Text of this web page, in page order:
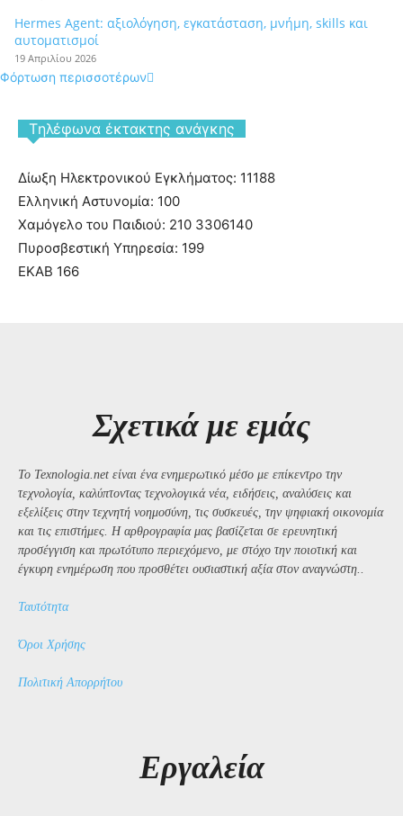
Hermes Agent: αξιολόγηση, εγκατάσταση, μνήμη, skills και
αυτοματισμοί
19 Απριλίου 2026
Φόρτωση περισσοτέρων
Tηλέφωνα έκτακτης ανάγκης
Δίωξη Ηλεκτρονικού Εγκλήματος: 11188
Ελληνική Αστυνομία: 100
Χαμόγελο του Παιδιού: 210 3306140
Πυροσβεστική Υπηρεσία: 199
ΕΚΑΒ 166
Σχετικά με εμάς
Το Texnologia.net είναι ένα ενημερωτικό μέσο με επίκεντρο την
τεχνολογία, καλύπτοντας τεχνολογικά νέα, ειδήσεις, αναλύσεις και
εξελίξεις στην τεχνητή νοημοσύνη, τις συσκευές, την ψηφιακή οικονομία
και τις επιστήμες. Η αρθρογραφία μας βασίζεται σε ερευνητική
προσέγγιση και πρωτότυπο περιεχόμενο, με στόχο την ποιοτική και
έγκυρη ενημέρωση που προσθέτει ουσιαστική αξία στον αναγνώστη..
Ταυτότητα
Όροι Χρήσης
Πολιτική Απορρήτου
Εργαλεία